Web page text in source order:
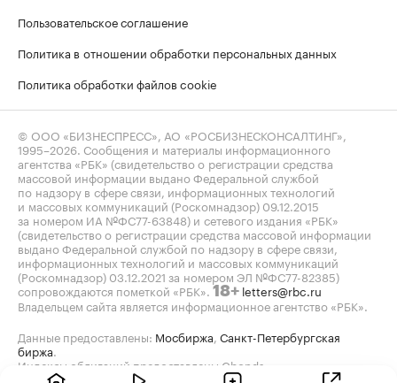
Пользовательское соглашение
Политика в отношении обработки персональных данных
Политика обработки файлов cookie
© ООО «БИЗНЕСПРЕСС», АО «РОСБИЗНЕСКОНСАЛТИНГ»,
1995–2026 . Сообщения и материалы информационного
агентства «РБК» (свидетельство о регистрации средства
массовой информации выдано Федеральной службой
по надзору в сфере связи, информационных технологий
и массовых коммуникаций (Роскомнадзор) 09.12.2015
за номером ИА №ФС77-63848) и сетевого издания «РБК»
(свидетельство о регистрации средства массовой информации
выдано Федеральной службой по надзору в сфере связи,
информационных технологий и массовых коммуникаций
(Роскомнадзор) 03.12.2021 за номером ЭЛ №ФС77-82385)
сопровождаются пометкой «РБК». 18+ letters@rbc.ru
Владельцем сайта является информационное агентство «РБК».
Данные предоставлены: Мосбиржа Санкт-Петербургская
биржа
Индексы облигаций предоставлены Cbonds.